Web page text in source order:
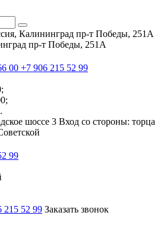
Калининград пр-т Победы, 251А
пр-т Победы, 251А
00 +7 906 215 52 99
шоссе 3 Вход со стороны: торца
99
215 52 99 Заказать звонок